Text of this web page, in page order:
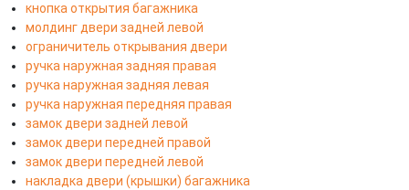
кнопка открытия багажника
молдинг двери задней левой
ограничитель открывания двери
ручка наружная задняя правая
ручка наружная задняя левая
ручка наружная передняя правая
замок двери задней левой
замок двери передней правой
замок двери передней левой
накладка двери (крышки) багажника